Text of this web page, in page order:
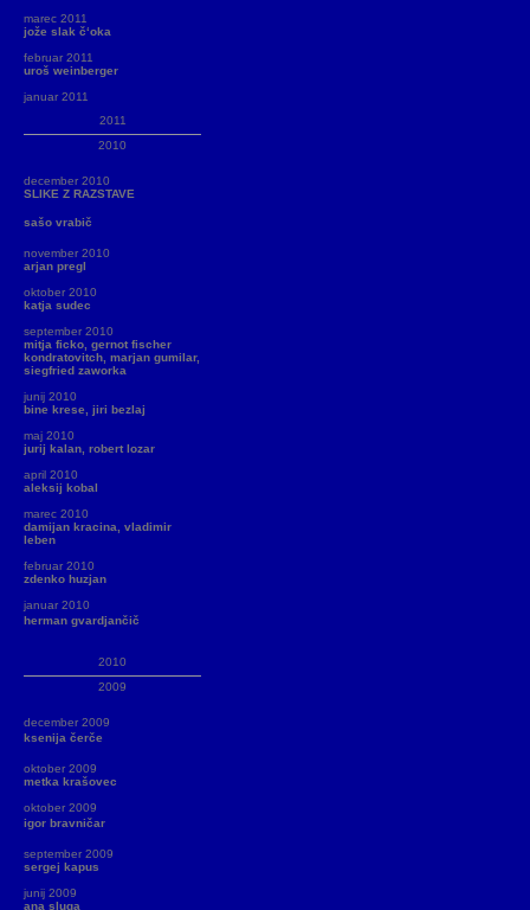
marec 2011
jože slak č‘oka
februar 2011
uroš weinberger
januar 2011
2011
2010
december 2010
SLIKE Z RAZSTAVE
sašo vrabič
november 2010
arjan pregl
oktober 2010
katja sudec
september 2010
mitja ficko, gernot fischer
kondratovitch, marjan gumilar,
siegfried zaworka
junij 2010
bine krese, jiri bezlaj
maj 2010
jurij kalan, robert lozar
april 2010
aleksij kobal
marec 2010
damijan kracina, vladimir
leben
februar 2010
zdenko huzjan
januar 2010
herman gvardjančič
2010
2009
december 2009
ksenija čerče
oktober 2009
metka krašovec
oktober 2009
igor bravničar
september 2009
sergej kapus
junij 2009
ana sluga